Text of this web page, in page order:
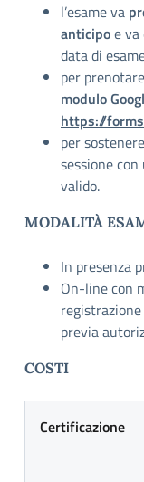
l’esame va
anticipoe
data di
per
modulo
https://
per
sessione con
valido.
MODALITÀ
In presenza
On-line con
previa
COSTI
Certificazione